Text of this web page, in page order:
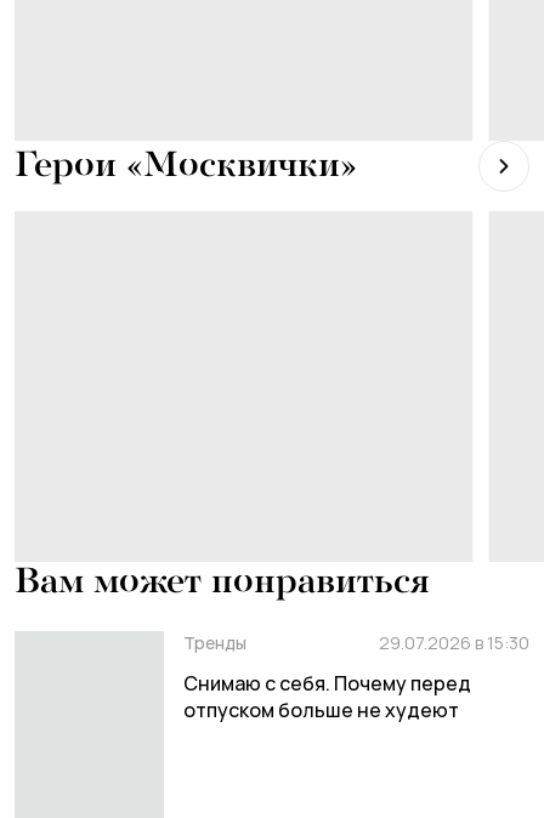
Герои «Москвички»
Вам может понравиться
Тренды 29.07.2026 в 15:30
Снимаю с себя. Почему перед
отпуском больше не худеют